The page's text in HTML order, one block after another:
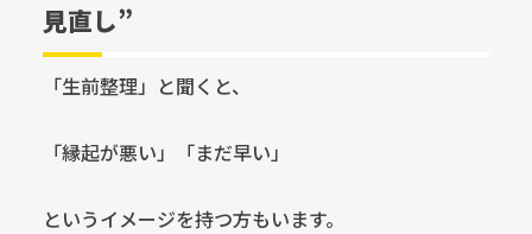
見直し”
「生前整理」と聞くと、
「縁起が悪い」「まだ早い」
というイメージを持つ方もいます。